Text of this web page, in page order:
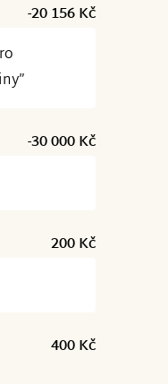
-20 156 Kč
-30 000 Kč
200 Kč
400 Kč